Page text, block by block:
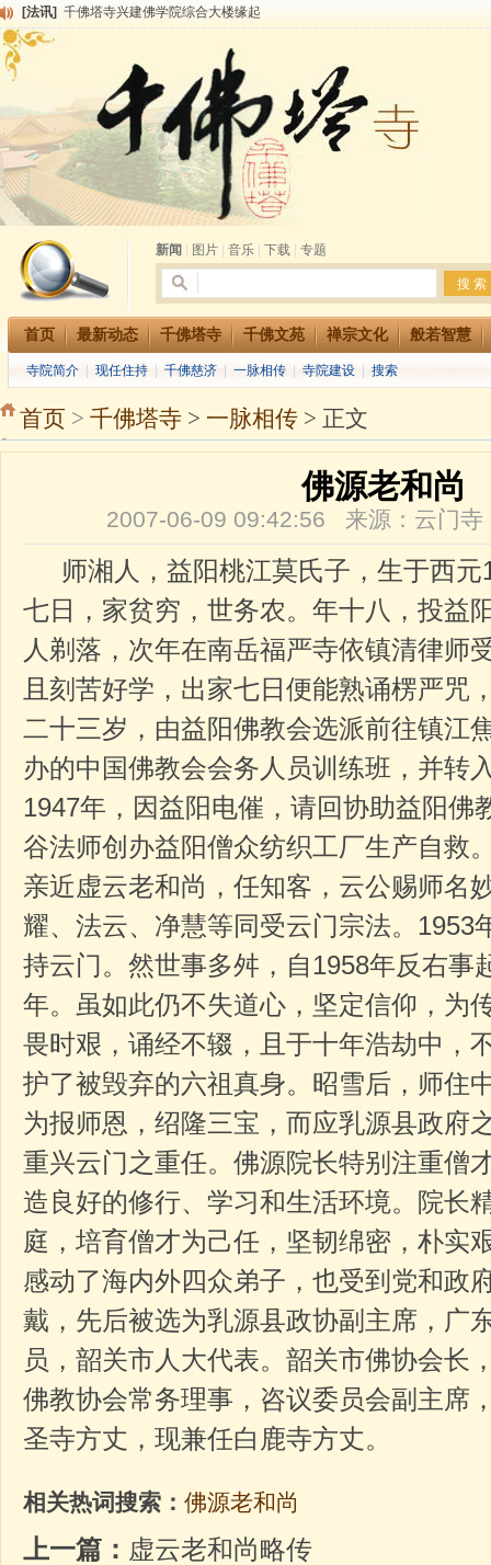
[法讯] 千佛塔寺兴建佛学院综合大楼缘起
[法讯]
千佛塔寺阅藏堂周末阅藏报名通知
清明节祭祖报恩地藏法会
[法讯]
本寺方丈上明下慧尼和尚开讲《六祖坛经》
[法讯] 2015-3-26师父于法堂对大众的开示
[法讯]
广东千佛塔寺云门佛学院女众部 2016年招生简章
[法讯]
恭请海涛法师莅临千佛塔寺弘法
[法讯]
2014年七月大法会 祈福息灾地藏七 冥阳两利普渡群蒙盂兰盆
[法讯] 千佛塔寺云门佛学院女众部2014年招生简章
新闻
图片 音乐 下载 专题
首页 最新动态 千佛塔寺 千佛文苑 禅宗文化 般若智慧
寺院简介 现任住持 千佛慈济 一脉相传 寺院建设 搜索
首页 > 千佛塔寺 > 一脉相传 > 正文
佛源老和尚
2007-06-09 09:42:56 来源：云门
师湘人，益阳桃江莫氏子，生于西元
七日，家贫穷，世务农。年十八，投益
人剃落，次年在南岳福严寺依镇清律师
且刻苦好学，出家七日便能熟诵楞严咒
二十三岁，由益阳佛教会选派前往镇江
办的中国佛教会会务人员训练班，并转
1947年，因益阳电催，请回协助益阳佛
谷法师创办益阳僧众纺织工厂生产自救
亲近虚云老和尚，任知客，云公赐师名
耀、法云、净慧等同受云门宗法。1953
持云门。然世事多舛，自1958年反右事
年。虽如此仍不失道心，坚定信仰，为
畏时艰，诵经不辍，且于十年浩劫中，
护了被毁弃的六祖真身。昭雪后，师住
为报师恩，绍隆三宝，而应乳源县政府
重兴云门之重任。佛源院长特别注重僧
造良好的修行、学习和生活环境。院长
庭，培育僧才为己任，坚韧绵密，朴实
感动了海内外四众弟子，也受到党和政
戴，先后被选为乳源县政协副主席，广
员，韶关市人大代表。韶关市佛协会长
佛教协会常务理事，咨议委员会副主席
圣寺方丈，现兼任白鹿寺方丈。
相关热词搜索： 佛源老和尚
上一篇： 虚云老和尚略传